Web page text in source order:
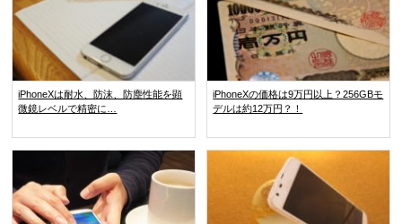
iPhoneXは耐水、防沫、防塵性能を顕
微鏡レベルで精密に…
iPhoneXの価格は9万円以上？256GBモ
デルは約12万円？！